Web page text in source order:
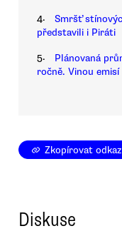
4.
Smršť
představili i Piráti
5.
Plánovaná
ročně. Vinou emisí
Zkopírovat odkaz
Diskuse